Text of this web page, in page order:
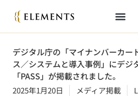
デジタル庁の「マイナンバーカー
ス／システムと導入事例」にデジ
「PASS」が掲載されました。
2025年1月20日 メディア掲載